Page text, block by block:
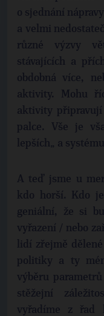
o sjednání
a velmi
různé výzvy
stávajících a
obdobná více,
aktivity. Mohu
aktivity
palce. Vše je
lepších„ a
A teď jsme u
kdo horší. Kdo
geniální, že si
vyřazení / nebo
lidí zřejmě
politiky a ty
výběru
stěžejní
vyřadíme z řad